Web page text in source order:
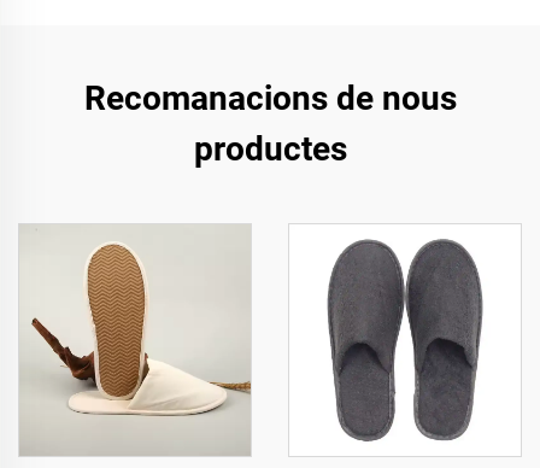
Recomanacions de nous
productes